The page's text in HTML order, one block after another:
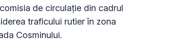
de circulație din cadrul
traficului rutier în zona
Cosminului.